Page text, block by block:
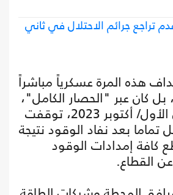
تراجع جرائم الاحتلال في ثاني
هذه المرة عسكرياً مباشراً
كان عبر "الحصار الكامل"،
وفي 11 تشرين الأول/ أكتوبر 2023، توقفت
بعد نفاد الوقود نتيجة
كافة إمدادات الوقود
عن القطاع.